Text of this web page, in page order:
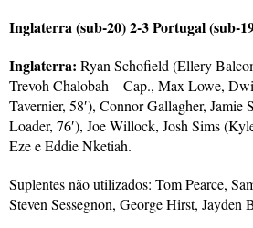
Inglaterra (sub-20) 2-3 Portugal (sub-
Inglaterra: Ryan Schofield (Ellery
Trevoh Chalobah – Cap., Max Lowe,
Tavernier, 58′), Connor Gallagher, Jamie
Loader, 76′), Joe Willock, Josh Sims
Eze e Eddie Nketiah.
Suplentes não utilizados: Tom Pearce,
Steven Sessegnon, George Hirst, Jayden